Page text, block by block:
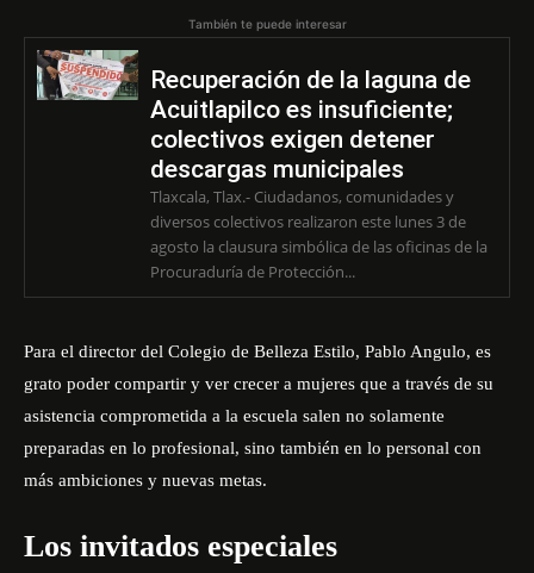
También te puede interesar
Recuperación de la laguna de
Acuitlapilco es insuficiente;
colectivos exigen detener
descargas municipales
Tlaxcala, Tlax.- Ciudadanos, comunidades y
diversos colectivos realizaron este lunes 3 de
agosto la clausura simbólica de las oficinas de la
Procuraduría de Protección...
Para el director del Colegio de Belleza Estilo, Pablo Angulo, es
grato poder compartir y ver crecer a mujeres que a través de su
asistencia comprometida a la escuela salen no solamente
preparadas en lo profesional, sino también en lo personal con
más ambiciones y nuevas metas.
Los invitados especiales